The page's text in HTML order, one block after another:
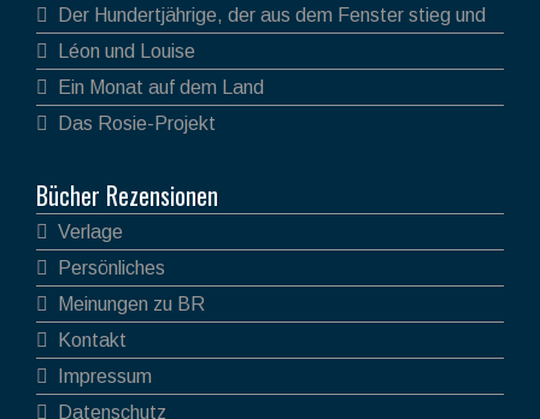
Der Hundertjährige, der aus dem Fenster stieg und
verschwand
Léon und Louise
Ein Monat auf dem Land
Das Rosie-Projekt
Bücher Rezensionen
Verlage
Persönliches
Meinungen zu BR
Kontakt
Impressum
Datenschutz